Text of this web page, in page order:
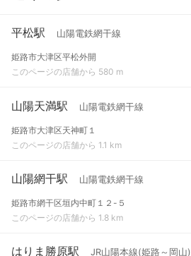
平松駅 山陽電鉄網干線
姫路市大津区平松外開
このページの店舗から 580 m
山陽天満駅 山陽電鉄網干線
姫路市大津区天神町１
このページの店舗から 1.1 km
山陽網干駅 山陽電鉄網干線
姫路市網干区垣内中町１２-５
このページの店舗から 1.8 km
はりま勝原駅 JR山陽本線(姫路～岡山)